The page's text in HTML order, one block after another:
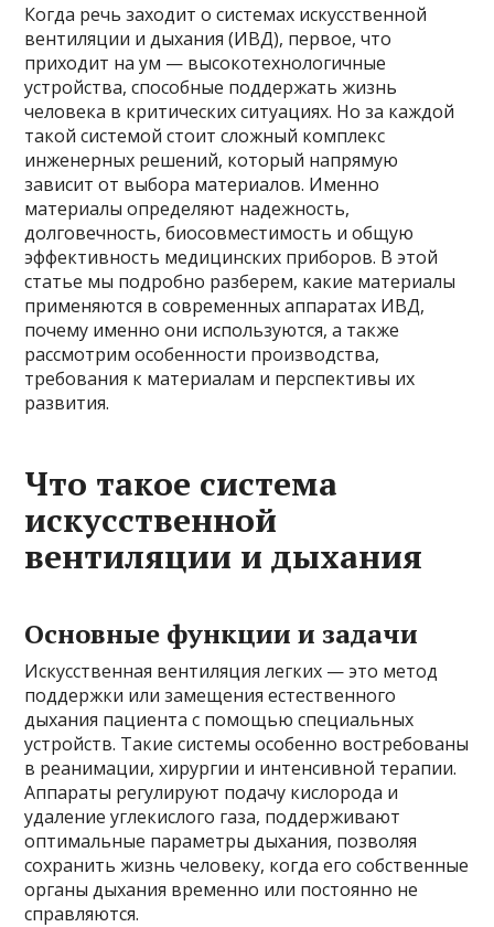
Когда речь заходит о системах искусственной
вентиляции и дыхания (ИВД), первое, что
приходит на ум — высокотехнологичные
устройства, способные поддержать жизнь
человека в критических ситуациях. Но за каждой
такой системой стоит сложный комплекс
инженерных решений, который напрямую
зависит от выбора материалов. Именно
материалы определяют надежность,
долговечность, биосовместимость и общую
эффективность медицинских приборов. В этой
статье мы подробно разберем, какие материалы
применяются в современных аппаратах ИВД,
почему именно они используются, а также
рассмотрим особенности производства,
требования к материалам и перспективы их
развития.
Что такое система
искусственной
вентиляции и дыхания
Основные функции и задачи
Искусственная вентиляция легких — это метод
поддержки или замещения естественного
дыхания пациента с помощью специальных
устройств. Такие системы особенно востребованы
в реанимации, хирургии и интенсивной терапии.
Аппараты регулируют подачу кислорода и
удаление углекислого газа, поддерживают
оптимальные параметры дыхания, позволяя
сохранить жизнь человеку, когда его собственные
органы дыхания временно или постоянно не
справляются.